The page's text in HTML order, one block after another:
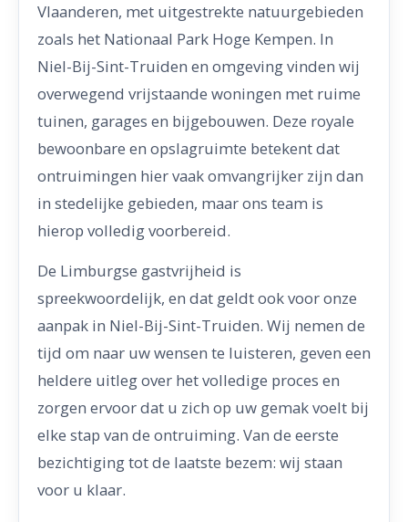
Vlaanderen, met uitgestrekte natuurgebieden
zoals het Nationaal Park Hoge Kempen. In
Niel-Bij-Sint-Truiden en omgeving vinden wij
overwegend vrijstaande woningen met ruime
tuinen, garages en bijgebouwen. Deze royale
bewoonbare en opslagruimte betekent dat
ontruimingen hier vaak omvangrijker zijn dan
in stedelijke gebieden, maar ons team is
hierop volledig voorbereid.
De Limburgse gastvrijheid is
spreekwoordelijk, en dat geldt ook voor onze
aanpak in Niel-Bij-Sint-Truiden. Wij nemen de
tijd om naar uw wensen te luisteren, geven een
heldere uitleg over het volledige proces en
zorgen ervoor dat u zich op uw gemak voelt bij
elke stap van de ontruiming. Van de eerste
bezichtiging tot de laatste bezem: wij staan
voor u klaar.